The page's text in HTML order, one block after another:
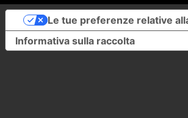
Informativa sulla raccolta
Le tue preferenze relative